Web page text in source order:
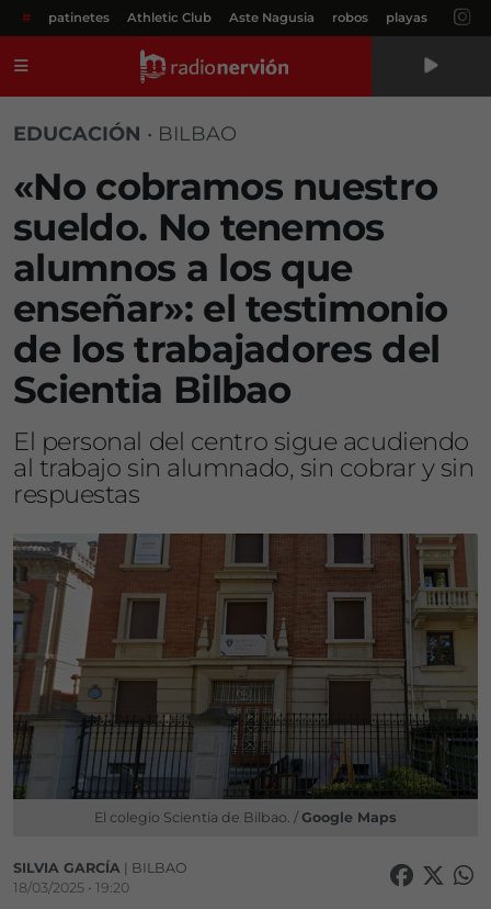
# patinetes Athletic Club Aste Nagusia robos playas
EDUCACIÓN • BILBAO
«No cobramos nuestro
sueldo. No tenemos
alumnos a los que
enseñar»: el testimonio
de los trabajadores del
Scientia Bilbao
El personal del centro sigue acudiendo
al trabajo sin alumnado, sin cobrar y sin
respuestas
El colegio Scientia de Bilbao. / Google Maps
SILVIA GARCÍA | BILBAO
18/03/2025 • 19:20